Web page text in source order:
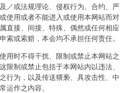
／或法规理论、侵权行为、合约、严
使用或者不能进入或使用本网站而对
直接、间接、特殊、偶然或任何相应
索或索赔，本会均不承担任何责任。
用时不得干扰、限制或禁止本网站之
限制或禁止包括于本网站内以违法、
行为，以及传送猥亵、具攻击性、中
运作之内容。